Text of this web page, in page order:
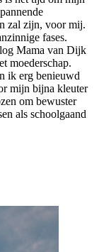
zal zijn, voor mij.
fases.
Mama van Dijk
moederschap.
ik erg benieuwd
mijn bijna kleuter
om bewuster
als schoolgaand